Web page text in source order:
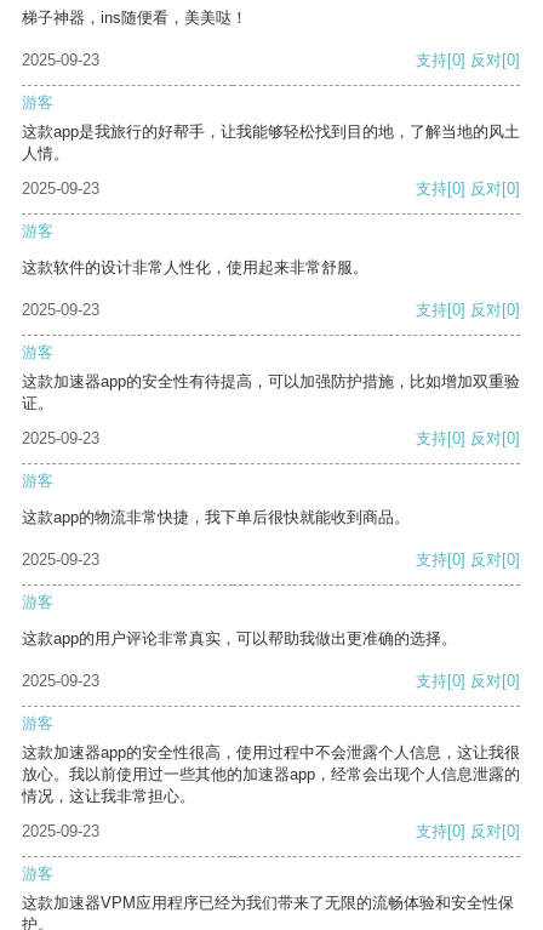
梯子神器，ins随便看，美美哒！
2025-09-23 支持[0] 反对[0]
游客
这款app是我旅行的好帮手，让我能够轻松找到目的地，了解当地的风土
人情。
2025-09-23
支持[0] 反对[0]
游客
这款软件的设计非常人性化，使用起来非常舒服。
2025-09-23 支持[0] 反对[0]
游客
这款加速器app的安全性有待提高，可以加强防护措施，比如增加双重验
证。
2025-09-23
支持[0] 反对[0]
游客
这款app的物流非常快捷，我下单后很快就能收到商品。
2025-09-23 支持[0] 反对[0]
游客
这款app的用户评论非常真实，可以帮助我做出更准确的选择。
2025-09-23 支持[0] 反对[0]
游客
这款加速器app的安全性很高，使用过程中不会泄露个人信息，这让我很
放心。我以前使用过一些其他的加速器app，经常会出现个人信息泄露的
情况，这让我非常担心。
2025-09-23
支持[0] 反对[0]
游客
这款加速器VPM应用程序已经为我们带来了无限的流畅体验和安全性保
护。